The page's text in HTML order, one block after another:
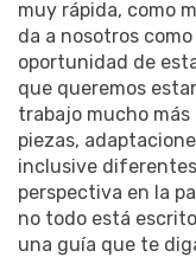
muy rápida, como
da a nosotros
oportunidad de
que queremos
trabajo mucho
piezas,
inclusive
perspectiva en la
no todo está
una guía que te